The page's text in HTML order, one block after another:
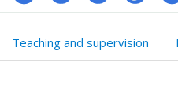
Site
PubMedPubMedGoogle
Teaching and supervision